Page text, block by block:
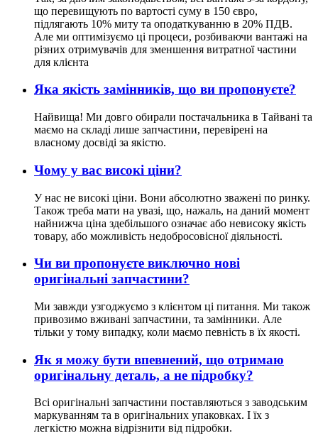
що перевищують по вартості суму в 150 євро,
підлягають 10% миту та оподаткуванню в 20% ПДВ.
Але ми оптимізуємо ці процеси, розбиваючи вантажі на
різних отримувачів для зменшення витратної частини
для клієнта
Яка якість замінників, що ви пропонуєте?
Найвища! Ми довго обирали постачальника в Тайвані та
маємо на складі лише запчастини, перевірені на
власному досвіді за якістю.
Чому у вас високі ціни?
У нас не високі ціни. Вони абсолютно зважені по ринку.
Також треба мати на увазі, що, нажаль, на даний момент
найнижча ціна здебільшого означає або невисоку якість
товару, або можливість недобросовісної діяльності.
Чи ви пропонуєте виключно нові
оригінальні запчастини?
Ми завжди узгоджуємо з клієнтом ці питання. Ми також
привозимо вживані запчастини, та замінники. Але
тільки у тому випадку, коли маємо певність в їх якості.
Як я можу бути впевнений, що отримаю
оригінальну деталь, а не підробку?
Всі оригінальні запчастини поставляються з заводським
маркуванням та в оригінальних упаковках. І їх з
легкістю можна відрізнити від підробки.